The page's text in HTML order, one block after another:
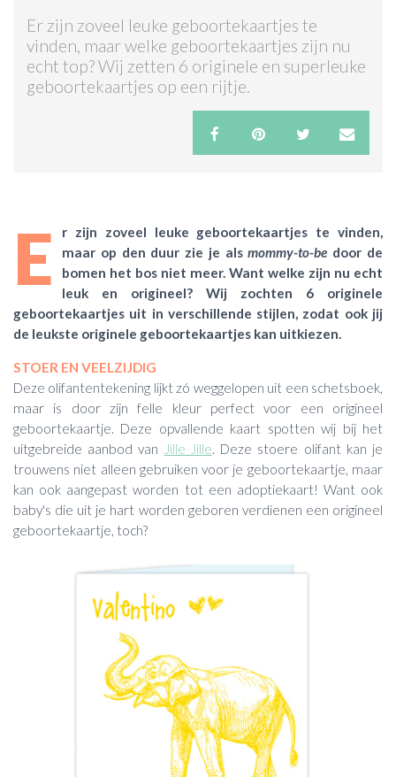
SHOPS
ACTIES & KORTING
Er zijn zoveel leuke geboortekaartjes te
vinden, maar welke geboortekaartjes zijn nu
echt top? Wij zetten 6 originele en superleuke
geboortekaartjes op een rijtje.
E
r zijn zoveel leuke geboortekaartjes te vinden,
maar op den duur zie je alsmommy-to-be door de
bomen het bos niet meer. Want welke zijn nu echt
leuk en origineel? Wij zochten 6 originele
geboortekaartjes uit in verschillende stijlen, zodat ook jij
de leukste originele geboortekaartjes kan uitkiezen.
STOER EN VEELZIJDIG
Deze olifantentekening lijkt zó weggelopen uit een schetsboek,
maar is door zijn felle kleur perfect voor een origineel
geboortekaartje. Deze opvallende kaart spotten wij bij het
uitgebreide aanbod van
Jille Jille. Deze stoere olifant kan je
trouwens niet alleen gebruiken voor je geboortekaartje, maar
kan ook aangepast worden tot een adoptiekaart! Want ook
baby's die uit je hart worden geboren verdienen een origineel
geboortekaartje, toch?